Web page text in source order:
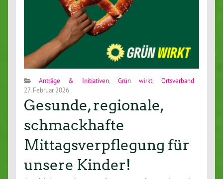
Anträge & Initiativen, Grün wirkt,Ortsverband
27. Februar 2026
Gesunde, regionale,
schmackhafte
Mittagsverpflegung für
unsere Kinder!